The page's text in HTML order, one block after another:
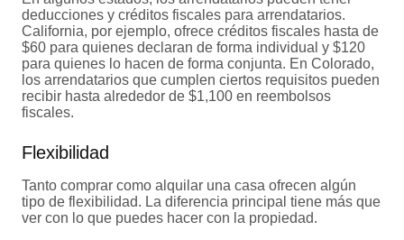
deducciones y créditos fiscales para arrendatarios.
California, por ejemplo, ofrece créditos fiscales hasta de
$60 para quienes declaran de forma individual y $120
para quienes lo hacen de forma conjunta. En Colorado,
los arrendatarios que cumplen ciertos requisitos pueden
recibir hasta alrededor de $1,100 en reembolsos
fiscales.
Flexibilidad
Tanto comprar como alquilar una casa ofrecen algún
tipo de flexibilidad. La diferencia principal tiene más que
ver con lo que puedes hacer con la propiedad.